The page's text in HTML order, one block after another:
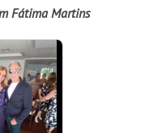
Fátima Martins